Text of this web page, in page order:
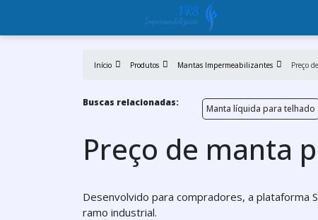
Início Produtos Mantas Impermeabilizantes Preço
Buscas relacionadas:
Manta líquida para telhado
Preço de manta
Desenvolvido para compradores, a plataforma
ramo industrial.